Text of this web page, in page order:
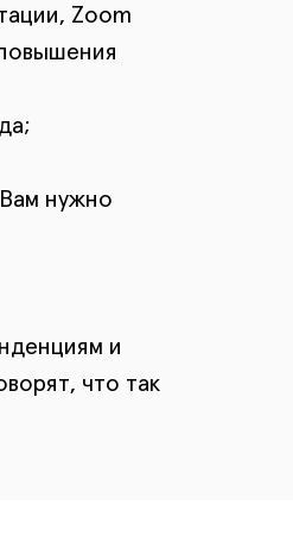
Zoom
нужно
и
что так